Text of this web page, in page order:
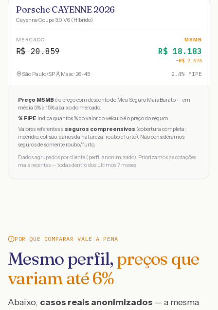
Porsche CAYENNE 2026
Cayenne Coupe 3.0 V6 (Híbrido)
MERCADO
R$20.859
MSMB
R$ 18.183
−R$ 2.676
São Paulo/SP Masc · 26-45 2.4% FIPE
Preço MSMB é o preço com desconto do Meu Seguro Mais Barato — em
média 5% a 15% abaixo do mercado.
% FIPE indica quantos % do valor do veículo é o preço do seguro.
Valores referentes a seguros compreensivos (cobertura completa:
incêndio, colisão, danos da natureza, roubo e furto). Não consideramos
seguros de somente roubo/furto.
Dados agrupados por cliente (perfil anonimizado). Priorizamos as cotações
mais recentes — todas dentro dos últimos 7 meses.
POR QUE COMPARAR VALE A PENA
Mesmo perfil, preços que
variam até6%
Abaixo, casos reais anonimizados — a mesma